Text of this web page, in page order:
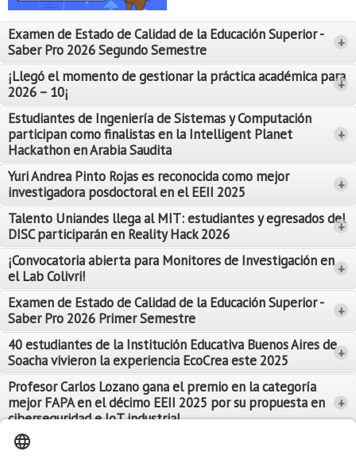
Examen de Estado de Calidad de la Educación Superior -
Saber Pro 2026 Segundo Semestre
+
Leer Más
¡Llegó el momento de gestionar la práctica académica para
2026 – 10¡
+
Leer Más
Estudiantes de Ingeniería de Sistemas y Computación
participan como finalistas en la Intelligent Planet
Hackathon en Arabia Saudita
+
Leer Más
Yuri Andrea Pinto Rojas es reconocida como mejor
investigadora posdoctoral en el EEII 2025
+
Leer Más
Talento Uniandes llega al MIT: estudiantes y egresados del
DISC participarán en Reality Hack 2026
+
¡Convocatoria abierta para Monitores de Investigación en
el Lab Colivri!
+
Leer Más
Examen de Estado de Calidad de la Educación Superior -
Saber Pro 2026 Primer Semestre
+
Leer Más
40 estudiantes de la Institución Educativa Buenos Aires de
Soacha vivieron la experiencia EcoCrea este 2025
+
Profesor Carlos Lozano gana el premio en la categoría
mejor FAPA en el décimo EEII 2025 por su propuesta en
ciberseguridad e IoT industrial
+
Proyecto de grado
Reingreso
Reintegro
Retiro voluntario
Transferencia
Tarifas
Grado